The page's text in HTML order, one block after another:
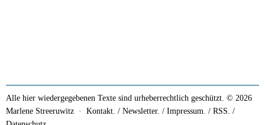
Alle hier wiedergegebenen Texte sind urheberrechtlich geschützt. © 2026
Marlene Streeruwitz · Kontakt. / Newsletter. / Impressum. / RSS. /